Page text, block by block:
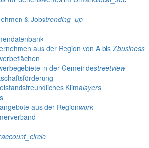
& Jobstrending_up
aus der Region von A bis Zbusiness
in der Gemeindestreetview
Klimalayers
aus der Regionwork
account_circle